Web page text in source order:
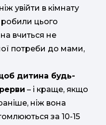
увійти в кімнату
робили цього
вчиться не
потреби до мами,
дитина будь-
– і краще, якщо
ніж вона
за 10-15